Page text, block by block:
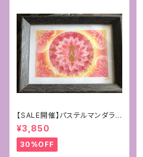
【SALE開催】パステルマンダラ
+フトマニ図アート〜新生〜
¥3,850
30%OFF